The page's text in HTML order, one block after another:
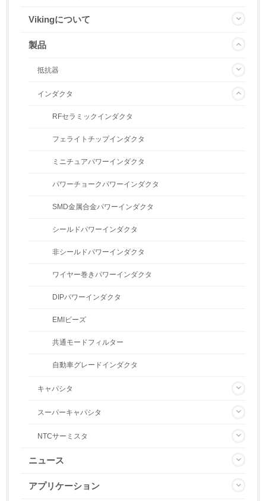
Vikingについて
製品
抵抗器
インダクタ
RFセラミックインダクタ
フェライトチップインダクタ
ミニチュアパワーインダクタ
パワーチョークパワーインダクタ
SMD金属合金パワーインダクタ
シールドパワーインダクタ
非シールドパワーインダクタ
ワイヤー巻きパワーインダクタ
DIPパワーインダクタ
EMIビーズ
共通モードフィルター
自動車グレードインダクタ
キャパシタ
スーパーキャパシタ
NTCサーミスタ
ニュース
アプリケーション